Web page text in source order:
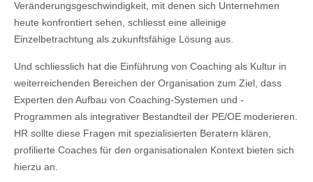
Veränderungsgeschwindigkeit, mit denen sich Unternehmen
heute konfrontiert sehen, schliesst eine alleinige
Einzelbetrachtung als zukunftsfähige Lösung aus.
Und schliesslich hat die Einführung von Coaching als Kultur in
weiterreichenden Bereichen der Organisation zum Ziel, dass
Experten den Aufbau von Coaching-Systemen und -
Programmen als integrativer Bestandteil der PE/OE moderieren.
HR sollte diese Fragen mit spezialisierten Beratern klären,
profilierte Coaches für den organisationalen Kontext bieten sich
hierzu an.